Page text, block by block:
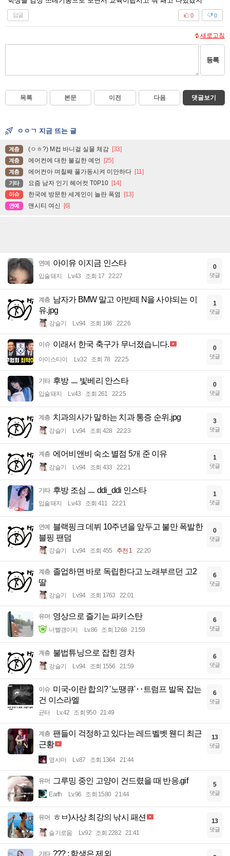
답글 0
0
새로고침
등록
목록 본문 이전 다음 댓글보기
ㅇㅇㄱ 지금 뜨는 글
계층 (ㅇㅎ?) M컵 바니걸 실물 체감 [33]
계층 에어컨에 대한 불길한 예언 [25]
계층 에어컨아 며칠째 풀가동시켜 미안하다 [11]
기타 요즘 남자 인기 헤어컷 T0P10 [14]
이슈 한국에 방문한 세계인이 놀란 폭염 [13]
연예 맨시티 여신 [6]
연예 아이유 이지금 인스타
입술돼지 Lv.43 조회 17 22:27
0
댓글
계층 남자가 BMW 말고 아반떼 N을 사야되는 이
유.jpg
강슬기 Lv.94 조회 186 22:26
1
댓글
이슈 이래서 한국 축구가 무너졌습니다.
아이스티이 Lv.32 조회 78 22:25
0
댓글
기타 후방 ㅡ 빛베리 안스타
입술돼지 Lv.43 조회 261 22:25
0
댓글
계층 치과의사가 말하는 치과 통증 순위.jpg
강슬기 Lv.94 조회 428 22:23
3
댓글
계층 에어비앤비 숙소 별점 5개 준 이유
강슬기 Lv.94 조회 433 22:21
1
댓글
기타 후방 조심 ㅡ ddi_ddi 인스타
입술돼지 Lv.43 조회 411 22:21
1
댓글
연예
블랙핑크 데뷔 10주년을 앞두고 불만 폭발한
블핑 팬덤
강슬기 Lv.94 조회 455 추천 1 22:20
0
댓글
계층 졸업하면 바로 독립한다고 노래부르던 고2
딸
강슬기 Lv.94 조회 1763 22:01
6
댓글
유머 영상으로 즐기는 파키스탄
너빨갱이지 Lv.86 조회 1268 21:59
6
댓글
계층 불법튜닝으로 잡힌 경차
강슬기 Lv.94 조회 1556 21:59
6
댓글
이슈 미국-이란 합의? '노땡큐'‥트럼프 발목 잡는
건 이스라엘
균터 Lv.42 조회 950 21:49
6
댓글
계층 팬들이 걱정하고 있다는 레드벨벳 웬디 최근
근황
옆사마 Lv.87 조회 1364 21:44
13
댓글
유머 그루밍 중인 고양이 건드렸을 때 반응.gif
Earth Lv.96 조회 1580 21:44
5
댓글
유머 ㅎㅂ)사상 최강의 낚시 패션
슬기로움 Lv.92 조회 2282 21:41
13
댓글
기타 ??? : 학생은 제외